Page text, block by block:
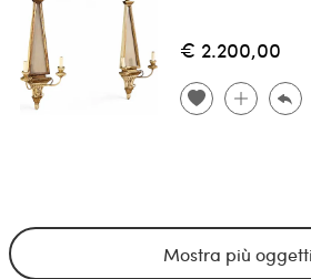
€ 2.200,00
Mostra più oggetti